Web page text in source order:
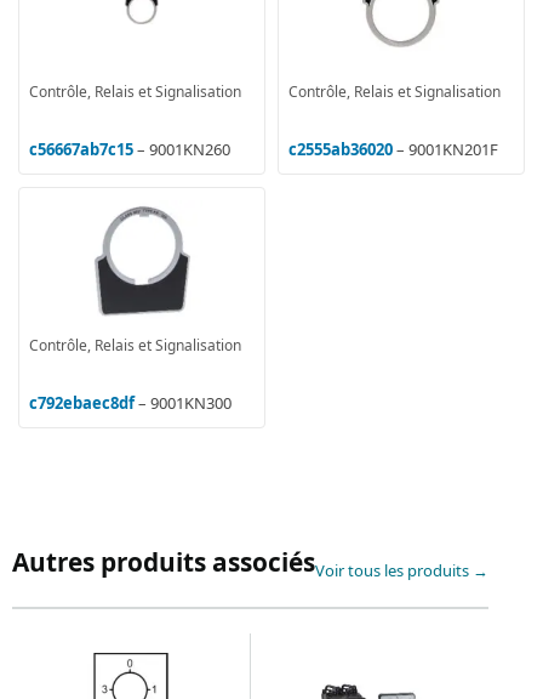
Contrôle, Relais et Signalisation
c56667ab7c15– 9001KN260
Contrôle, Relais et Signalisation
c2555ab36020– 9001KN201F
Contrôle, Relais et Signalisation
c792ebaec8df– 9001KN300
Autres produits associésVoir tous les produits →